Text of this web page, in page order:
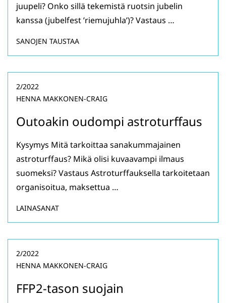
juupeli? Onko sillä tekemistä ruotsin jubelin
kanssa (jubelfest ’riemujuhla’)? Vastaus …
SANOJEN TAUSTAA
Outoakin oudompi astroturffaus
2/2022
HENNA MAKKONEN-CRAIG
Kysymys Mitä tarkoittaa sanakummajainen
astroturffaus? Mikä olisi kuvaavampi ilmaus
suomeksi? Vastaus Astroturffauksella tarkoitetaan
organisoitua, maksettua …
LAINASANAT
FFP2-tason suojain
2/2022
HENNA MAKKONEN-CRAIG